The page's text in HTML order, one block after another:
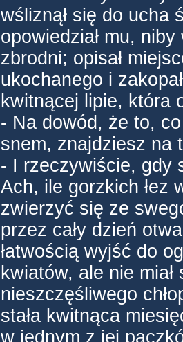
wśliznął się do ucha
opowiedział mu,
zbrodni; opisał
ukochanego i
kwitnącej lipie, która
- Na dowód, że to,
snem, znajdziesz na
- I rzeczywiście, gdy
Ach, ile gorzkich łez
zwierzyć się ze
przez cały dzień
łatwością wyjść do
kwiatów, ale nie
nieszczęśliwego
stała kwitnąca
w jednym z jej